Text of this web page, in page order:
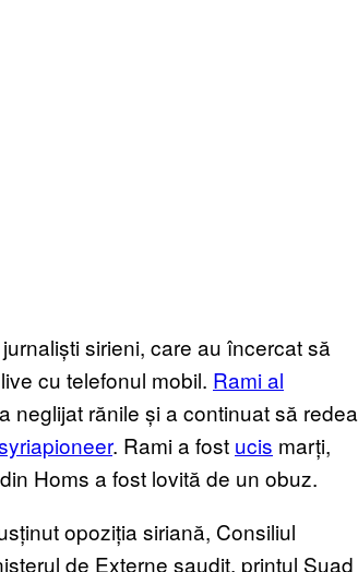
sirieni, care au încercat să
cu telefonul mobil. Rami al
neglijat rănile și a continuat să redea
. Rami a fost ucis marți,
Homs a fost lovită de un obuz.
opoziția siriană, Consiliul
de Externe saudit, prințul Suad